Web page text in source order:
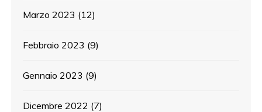
Marzo 2023 (12)
Febbraio 2023 (9)
Gennaio 2023 (9)
Dicembre 2022 (7)